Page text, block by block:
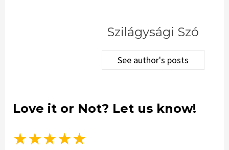
Szilágysági Szó
See author's posts
Love it or Not? Let us know!
★★★★★